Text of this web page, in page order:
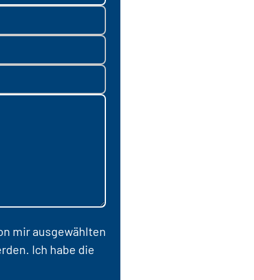
mir ausgewählten
Ich habe die